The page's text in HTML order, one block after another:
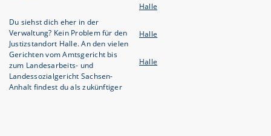
Du siehst dich eher in der
Verwaltung? Kein Problem für den
Justizstandort Halle. An den vielen
Gerichten vom Amtsgericht bis
zum Landesarbeits- und
Landessozialgericht Sachsen-
Anhalt findest du als zukünftiger
Halle
Halle
Halle